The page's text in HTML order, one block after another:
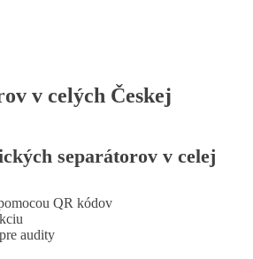
v celých Českej
separátorov v celej
QR kódov
audity